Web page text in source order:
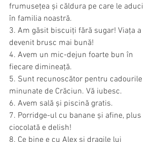
frumusețea și căldura pe care le aduci
în familia noastră.
3. Am găsit biscuiți fără sugar! Viața a
devenit brusc mai bună!
4. Avem un mic-dejun foarte bun în
fiecare dimineață.
5. Sunt recunoscător pentru cadourile
minunate de Crăciun. Vă iubesc.
6. Avem sală și piscină gratis.
7. Porridge-ul cu banane și afine, plus
ciocolată e delish!
8. Ce bine e cu Alex și dragile lui